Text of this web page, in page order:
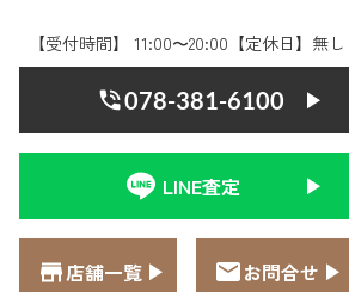
【受付時間】 11:00〜20:00【定休日】無し
078-381-6100
LINE査定
店舗一覧 お問合せ